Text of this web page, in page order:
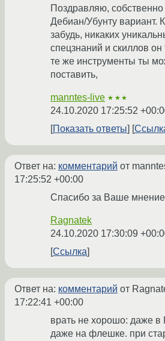
Поздравляю,
Дебиан/Убунту вариант.
забудь, никаких
спецзнаний и скиллов он
те же инструменты ты
поставить,
manntes-live ★★★
24.10.2020 17:25:52
Показать ответы
Ответ на: комментарий от
17:25:52 +00:00
Спасибо за Ваше
Ragnatek
24.10.2020 17:30:09
Ссылка
Ответ на: комментарий от
17:22:41 +00:00
врать не хорошо: даже в
даже на флешке. при